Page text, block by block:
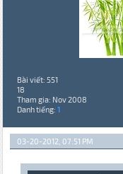
Bài viết: 551
18
Tham gia: Nov 2008
Danh tiếng: 1
03-20-2012, 07:51 PM